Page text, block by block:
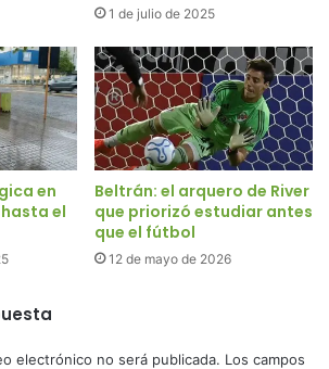
1 de julio de 2025
en
el
Beltrán: el arquero de River
que priorizó estudiar antes
que el fútbol
12 de mayo de 2026
electrónico no será publicada. Los campos